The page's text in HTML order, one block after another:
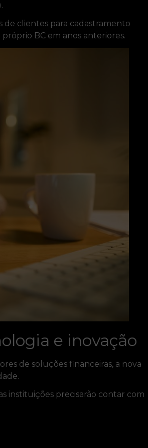
de clientes para cadastramento
BC em anos anteriores.
e inovação
de soluções financeiras, a nova
instituições precisarão contar com